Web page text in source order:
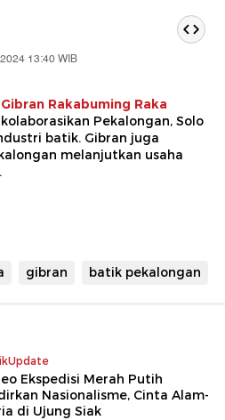
13:40 WIB
Gibran Rakabuming Raka
Pekalongan, Solo
batik. Gibran juga
melanjutkan usaha
gibran batik pekalongan
Ekspedisi Merah Putih
Nasionalisme, Cinta Alam-
di Ujung Siak